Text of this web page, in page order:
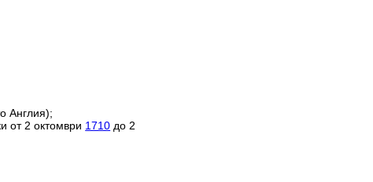
Англия);
от 2 октомври 1710 до 2